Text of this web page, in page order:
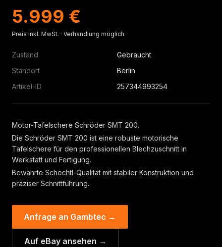
5.999 €
Preis inkl. MwSt. · Verhandlung möglich
Zustand
Gebraucht
Standort
Berlin
Artikel-ID
257344993254
Motor-Tafelschere Schröder SMT 200.
Die Schröder SMT 200 ist eine robuste motorische
Tafelschere für den professionellen Blechzuschnitt in
Werkstatt und Fertigung.
Bewährte Schechtl-Qualität mit stabiler Konstruktion und
präziser Schnittführung.
Anfrage an Gambtec →
Auf eBay ansehen →